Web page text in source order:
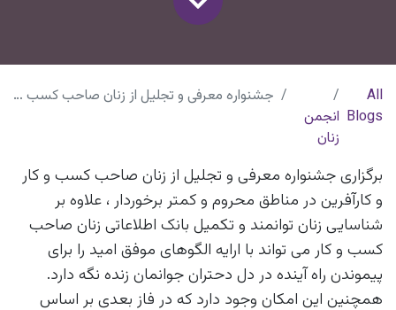
All
Blogs انجمن
زنان
جشنواره معرفی و تجلیل از زنان صاحب کسب و کار مهلت ثبت نام : ۳۱ خرداد ماه
برگزاری جشنواره معرفی و تجلیل از زنان صاحب کسب و کار
و کارآفرین در مناطق محروم و کمتر برخوردار ، علاوه بر
شناسایی زنان توانمند و تکمیل بانک اطلاعاتی زنان صاحب
کسب و کار می تواند با ارایه الگوهای موفق امید را برای
پیموندن راه آینده در دل دحتران جوانمان زنده نگه دارد.
همچنین این امکان وجود دارد که در فاز بعدی بر اساس